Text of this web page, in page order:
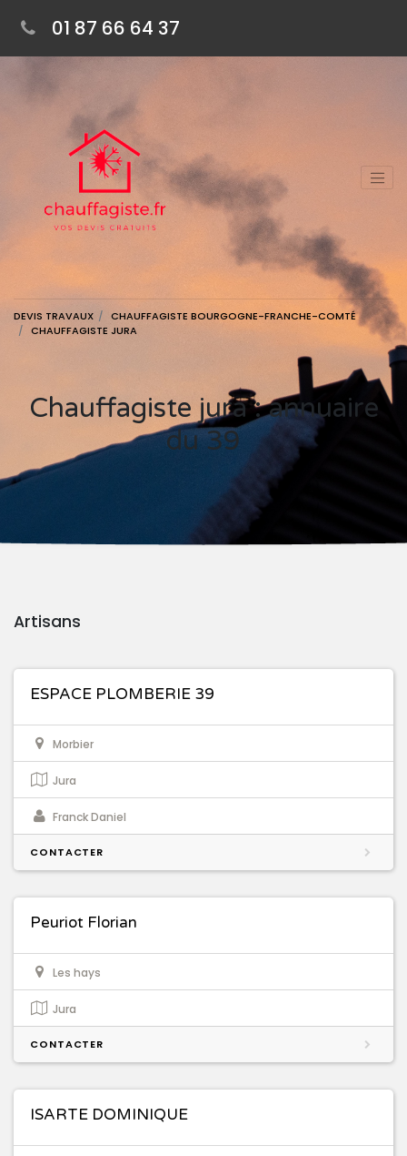
01 87 66 64 37
DEVIS TRAVAUX
CHAUFFAGISTE BOURGOGNE-FRANCHE-COMTÉ
CHAUFFAGISTE JURA
Chauffagiste jura : annuaire
du 39
Artisans
ESPACE PLOMBERIE 39
Morbier
Jura
Franck Daniel
CONTACTER
Peuriot Florian
Les hays
Jura
CONTACTER
ISARTE DOMINIQUE